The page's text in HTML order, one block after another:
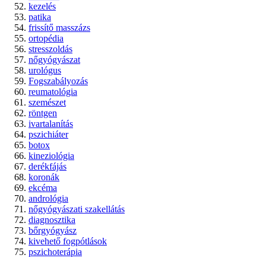
kezelés
patika
frissítő masszázs
ortopédia
stresszoldás
nőgyógyászat
urológus
Fogszabályozás
reumatológia
szemészet
röntgen
ivartalanítás
pszichiáter
botox
kineziológia
derékfájás
koronák
ekcéma
andrológia
nőgyógyászati szakellátás
diagnosztika
bőrgyógyász
kivehető fogpótlások
pszichoterápia